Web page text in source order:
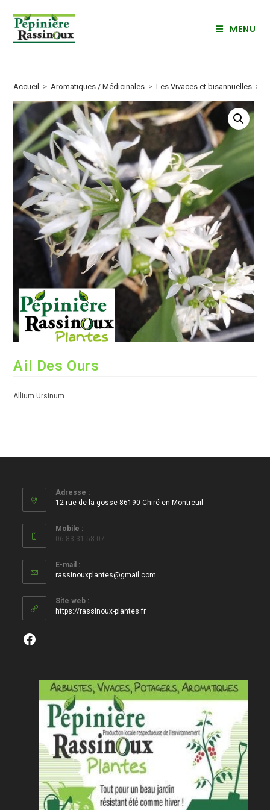
content
MENU
Accueil > Aromatiques / Médicinales > Les Vivaces et bisannuelles >
Ail Des Ours
Allium Ursinum
Adresse :
12 rue de la gosse 86190 Chiré-en-Montreuil
Mobile :
06 83 31 58 07
E-mail :
rassinouxplantes@gmail.com
Site web :
https://rassinoux-plantes.fr
Facebook